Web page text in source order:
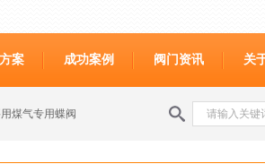
案 成功案例 阀门资讯 关
煤气专用蝶阀